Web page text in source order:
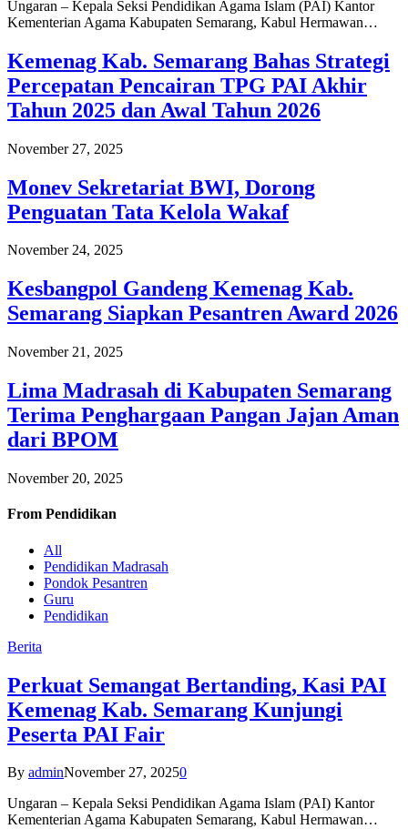
Ungaran – Kepala Seksi Pendidikan Agama Islam (PAI) Kantor
Kementerian Agama Kabupaten Semarang, Kabul Hermawan…
Kemenag Kab. Semarang Bahas Strategi
Percepatan Pencairan TPG PAI Akhir
Tahun 2025 dan Awal Tahun 2026
November 27, 2025
Monev Sekretariat BWI, Dorong
Penguatan Tata Kelola Wakaf
November 24, 2025
Kesbangpol Gandeng Kemenag Kab.
Semarang Siapkan Pesantren Award 2026
November 21, 2025
Lima Madrasah di Kabupaten Semarang
Terima Penghargaan Pangan Jajan Aman
dari BPOM
November 20, 2025
From Pendidikan
All
Pendidikan Madrasah
Pondok Pesantren
Guru
Pendidikan
Berita
Perkuat Semangat Bertanding, Kasi PAI
Kemenag Kab. Semarang Kunjungi
Peserta PAI Fair
By adminNovember 27, 20250
Ungaran – Kepala Seksi Pendidikan Agama Islam (PAI) Kantor
Kementerian Agama Kabupaten Semarang, Kabul Hermawan…